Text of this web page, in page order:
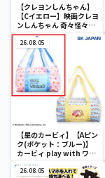
【クレヨンしんちゃん】
【Cイエロー】映画クレヨ
ンしんちゃん 奇々怪々！
オラの妖怪バケ～ション
フルカラータンブラー
26.08.05
【星のカービィ】【Aピン
ク(ポケット：ブルー)】
カービィ play with ワド
ルディ ボストンバッグ
26.08.05